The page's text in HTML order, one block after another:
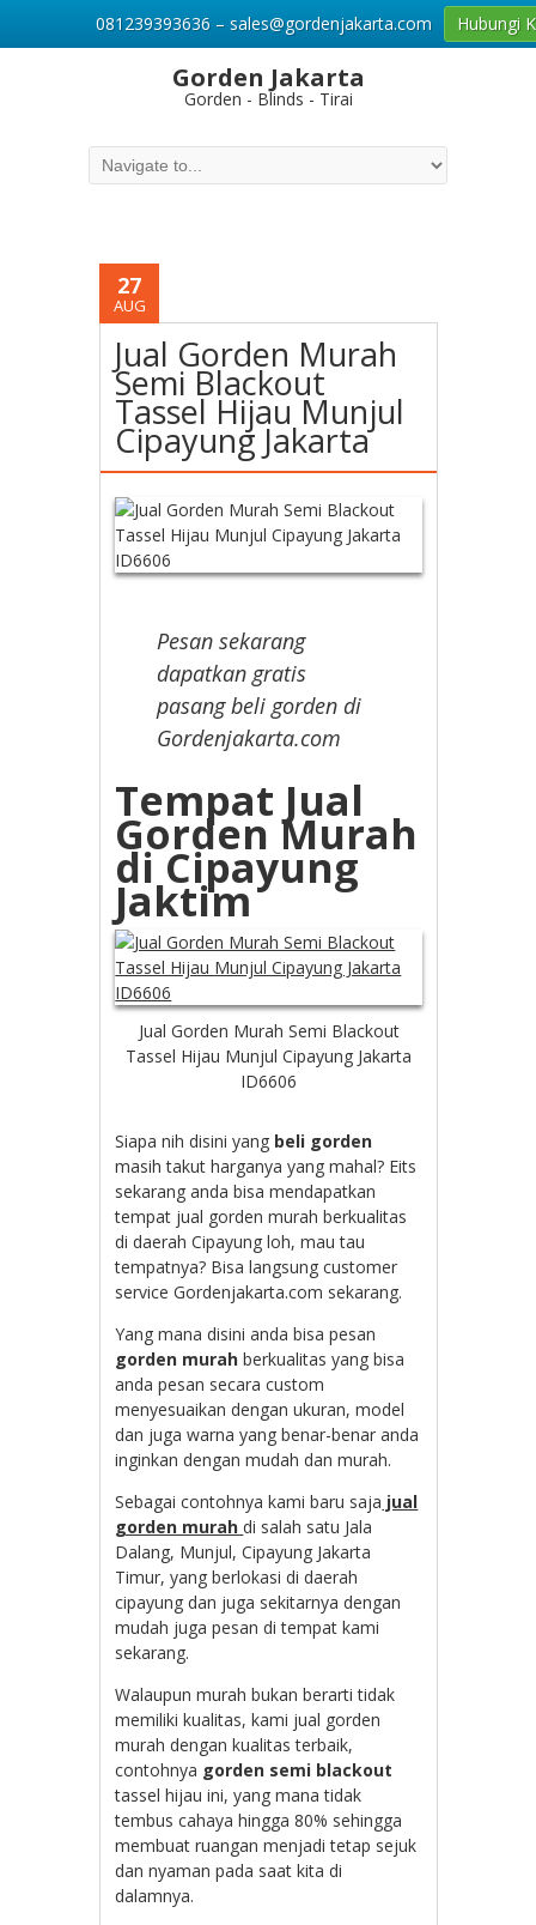
Gorden Jakarta
Gorden - Blinds - Tirai
27
AUG
Jual Gorden Murah
Semi Blackout
Tassel Hijau Munjul
Cipayung Jakarta
Pesan sekarang
dapatkan gratis
pasang beli gorden di
Gordenjakarta.com
Tempat Jual
Gorden Murah
di Cipayung
Jaktim
Jual Gorden Murah Semi Blackout
Tassel Hijau Munjul Cipayung Jakarta
ID6606
Siapa nih disini yang beli gorden
masih takut harganya yang mahal? Eits
sekarang anda bisa mendapatkan
tempat jual gorden murah berkualitas
di daerah Cipayung loh, mau tau
tempatnya? Bisa langsung customer
service Gordenjakarta.com sekarang.
Yang mana disini anda bisa pesan
gorden murah berkualitas yang bisa
anda pesan secara custom
menyesuaikan dengan ukuran, model
dan juga warna yang benar-benar anda
inginkan dengan mudah dan murah.
Sebagai contohnya kami baru saja jual
gorden murahdi salah satu Jala
Dalang, Munjul, Cipayung Jakarta
Timur, yang berlokasi di daerah
cipayung dan juga sekitarnya dengan
mudah juga pesan di tempat kami
sekarang.
Walaupun murah bukan berarti tidak
memiliki kualitas, kami jual gorden
murah dengan kualitas terbaik,
contohnya gorden semi blackout
tassel hijau ini, yang mana tidak
tembus cahaya hingga 80% sehingga
membuat ruangan menjadi tetap sejuk
dan nyaman pada saat kita di
dalamnya.
081239393636 – sales@gordenjakarta.com Hubungi